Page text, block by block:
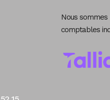
Nous sommes
comptables